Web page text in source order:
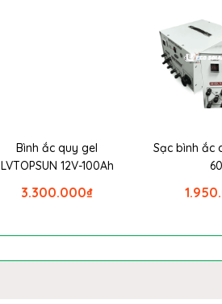
Bình ắc quy gel
LVTOPSUN 12V-100Ah
₫
3.300.000
Sạc bình ắc